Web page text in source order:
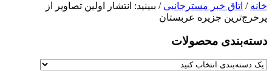
خانه / اتاق خبر مسترجانبی / ببینید: انتشار اولین تصاویر از
پرخرج‌‌ترین جزیره عربستان
دسته‌بندی‌ محصولات